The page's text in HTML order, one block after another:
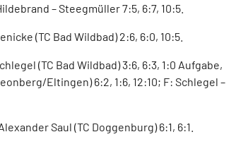
– Steegmüller 7:5, 6:7, 10:5.
(TC Bad Wildbad) 2:6, 6:0, 10:5.
(TC Bad Wildbad) 3:6, 6:3, 1:0 Aufgabe,
Eltingen) 6:2, 1:6, 12:10; F: Schlegel –
Saul (TC Doggenburg) 6:1, 6:1.